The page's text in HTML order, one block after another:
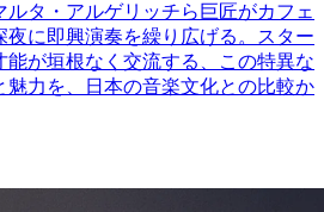
タ・アルゲリッチら巨匠がカフェ
夜に即興演奏を繰り広げる。スター
能が垣根なく交流する、この特異な
魅力を、日本の音楽文化との比較か